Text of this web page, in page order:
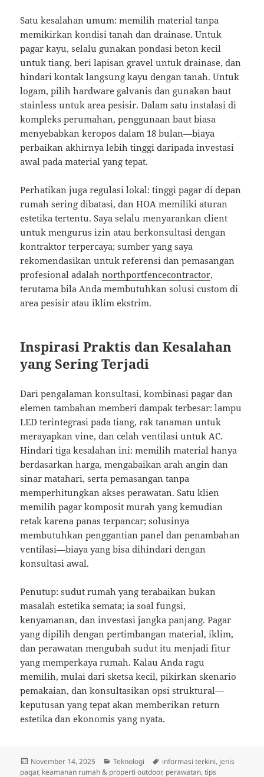
Satu kesalahan umum: memilih material tanpa
memikirkan kondisi tanah dan drainase. Untuk
pagar kayu, selalu gunakan pondasi beton kecil
untuk tiang, beri lapisan gravel untuk drainase, dan
hindari kontak langsung kayu dengan tanah. Untuk
logam, pilih hardware galvanis dan gunakan baut
stainless untuk area pesisir. Dalam satu instalasi di
kompleks perumahan, penggunaan baut biasa
menyebabkan keropos dalam 18 bulan—biaya
perbaikan akhirnya lebih tinggi daripada investasi
awal pada material yang tepat.
Perhatikan juga regulasi lokal: tinggi pagar di depan
rumah sering dibatasi, dan HOA memiliki aturan
estetika tertentu. Saya selalu menyarankan client
untuk mengurus izin atau berkonsultasi dengan
kontraktor terpercaya; sumber yang saya
rekomendasikan untuk referensi dan pemasangan
profesional adalahnorthportfencecontractor,
terutama bila Anda membutuhkan solusi custom di
area pesisir atau iklim ekstrim.
Inspirasi Praktis dan Kesalahan
yang Sering Terjadi
Dari pengalaman konsultasi, kombinasi pagar dan
elemen tambahan memberi dampak terbesar: lampu
LED terintegrasi pada tiang, rak tanaman untuk
merayapkan vine, dan celah ventilasi untuk AC.
Hindari tiga kesalahan ini: memilih material hanya
berdasarkan harga, mengabaikan arah angin dan
sinar matahari, serta pemasangan tanpa
memperhitungkan akses perawatan. Satu klien
memilih pagar komposit murah yang kemudian
retak karena panas terpancar; solusinya
membutuhkan penggantian panel dan penambahan
ventilasi—biaya yang bisa dihindari dengan
konsultasi awal.
Penutup: sudut rumah yang terabaikan bukan
masalah estetika semata; ia soal fungsi,
kenyamanan, dan investasi jangka panjang. Pagar
yang dipilih dengan pertimbangan material, iklim,
dan perawatan mengubah sudut itu menjadi fitur
yang memperkaya rumah. Kalau Anda ragu
memilih, mulai dari sketsa kecil, pikirkan skenario
pemakaian, dan konsultasikan opsi struktural—
keputusan yang tepat akan memberikan return
estetika dan ekonomis yang nyata.
Posted
on
November 14, 2025 Categories
Teknologi Tags
informasi terkini, jenis
pagar, keamanan rumah & properti outdoor, perawatan,tips